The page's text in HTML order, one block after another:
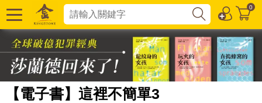
0
【電子書】這裡不簡單3